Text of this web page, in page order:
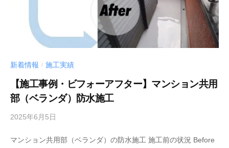
新着情報 / 施工実績
【施工事例・ビフォーアフター】マンション共用
部（ベランダ）防水施工
2025年6月5日
管
マンション共用部（ベランダ）の防水施工 施工前の状況 Before